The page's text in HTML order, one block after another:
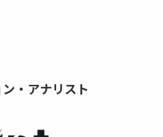
・アナリスト